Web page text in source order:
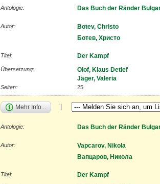
Antologie: Das Buch der Ränder
Autor:
Botev, Christo
Ботев, Христо
Titel: Der Kampf
Übersetzung:
Olof, Klaus Detlef
Jäger, Valeria
Seiten: 25
Mehr Info...
Antologie: Das Buch der Ränder
Autor:
Vapcarov, Nikola
Вапцаров, Никола
Titel: Der Kampf